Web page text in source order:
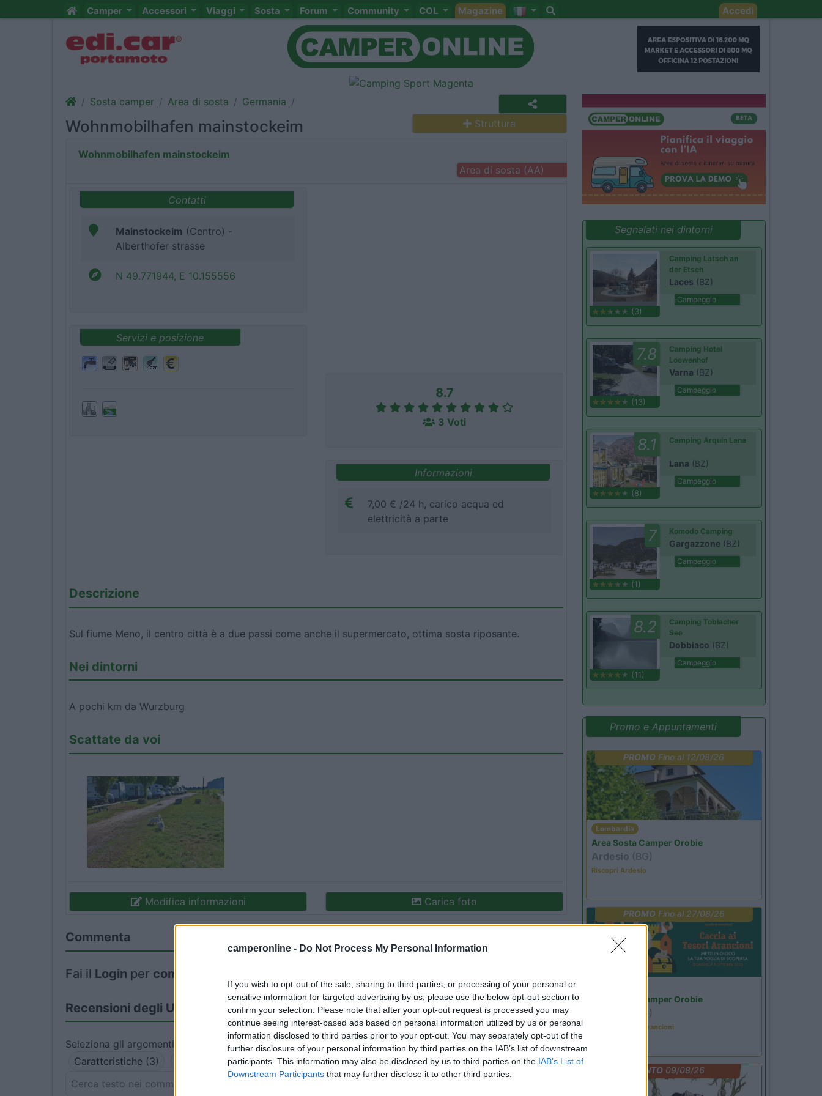
camperonline - Do Not Process My Personal Information
If you wish to opt-out of the sale, sharing to third parties, or processing of your personal or
sensitive information for targeted advertising by us, please use the below opt-out section to
confirm your selection. Please note that after your opt-out request is processed you may
continue seeing interest-based ads based on personal information utilized by us or personal
information disclosed to third parties prior to your opt-out. You may separately opt-out of the
further disclosure of your personal information by third parties on the IAB’s list of downstream
participants. This information may also be disclosed by us to third parties on the IAB’s List of
Downstream Participants that may further disclose it to other third parties.
Camper Accessori Viaggi Sosta Forum Community COL Magazine Accedi
Sosta camper Area di sosta Germania
Wohnmobilhafen mainstockeim Struttura
Wohnmobilhafen mainstockeim
Area di sosta (AA)
Contatti
Mainstockeim (Centro) -
Alberthofer strasse
N 49.771944, E 10.155556
Servizi e posizione
8.7
3 Voti
Informazioni
7,00 € /24 h, carico acqua ed
elettricità a parte
Descrizione
Sul fiume Meno, il centro città è a due passi come anche il supermercato, ottima sosta riposante.
Nei dintorni
A pochi km da Wurzburg
Scattate da voi
Modifica informazioni Carica foto
Commenta
Fai il Login per commentare
Recensioni degli Utenti
Seleziona gli argomenti per leggere le recensioni:
Caratteristiche (3)
Posizione (2) Prezzo (1) Pulizia (1) Servizi (1) Mostra tutto
Segnalati nei dintorni
(3)
Camping Latsch an
der Etsch
Laces (BZ)
Campeggio
7.8
(13)
Camping Hotel
Loewenhof
Varna (BZ)
Campeggio
8.1
(8)
Camping Arquin Lana
Lana (BZ)
Campeggio
7
(1)
Komodo Camping
Gargazzone (BZ)
Campeggio
8.2
(11)
Camping Toblacher
See
Dobbiaco (BZ)
Campeggio
Promo e Appuntamenti
PROMO Fino al 12/08/26
Lombardia
Area Sosta Camper Orobie
Ardesio (BG)
Riscopri Ardesio
PROMOFino al 27/08/26
Area Sosta Camper Orobie
(BG)
Caccia ai tesori arancioni
EVENTO09/08/26